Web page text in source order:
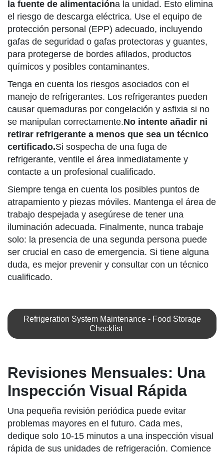
la fuente de alimentacióna la unidad. Esto elimina
el riesgo de descarga eléctrica. Use el equipo de
protección personal (EPP) adecuado, incluyendo
gafas de seguridad o gafas protectoras y guantes,
para protegerse de bordes afilados, productos
químicos y posibles contaminantes.
Tenga en cuenta los riesgos asociados con el
manejo de refrigerantes. Los refrigerantes pueden
causar quemaduras por congelación y asfixia si no
se manipulan correctamente.No intente añadir ni
retirar refrigerante a menos que sea un técnico
certificado.Si sospecha de una fuga de
refrigerante, ventile el área inmediatamente y
contacte a un profesional cualificado.
Siempre tenga en cuenta los posibles puntos de
atrapamiento y piezas móviles. Mantenga el área de
trabajo despejada y asegúrese de tener una
iluminación adecuada. Finalmente, nunca trabaje
solo: la presencia de una segunda persona puede
ser crucial en caso de emergencia. Si tiene alguna
duda, es mejor prevenir y consultar con un técnico
cualificado.
Refrigeration System Maintenance - Food Storage
Checklist
Revisiones Mensuales: Una
Inspección Visual Rápida
Una pequeña revisión periódica puede evitar
problemas mayores en el futuro. Cada mes,
dedique solo 10-15 minutos a una inspección visual
rápida de sus unidades de refrigeración. Comience